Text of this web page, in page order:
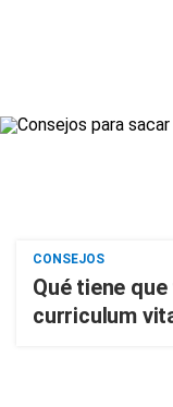
CONSEJOS
Qué tiene
curriculum